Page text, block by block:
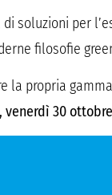
soluzioni per
filosofie
la propria
venerdì 30